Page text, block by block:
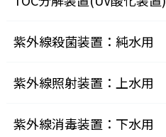
紫外線殺菌装置：純水用
紫外線照射装置：上水用
紫外線消毒装置：下水用